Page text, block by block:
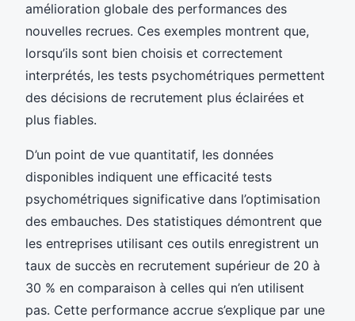
amélioration globale des performances des
nouvelles recrues. Ces exemples montrent que,
lorsqu’ils sont bien choisis et correctement
interprétés, les tests psychométriques permettent
des décisions de recrutement plus éclairées et
plus fiables.
D’un point de vue quantitatif, les données
disponibles indiquent une efficacité tests
psychométriques significative dans l’optimisation
des embauches. Des statistiques démontrent que
les entreprises utilisant ces outils enregistrent un
taux de succès en recrutement supérieur de 20 à
30 % en comparaison à celles qui n’en utilisent
pas. Cette performance accrue s’explique par une